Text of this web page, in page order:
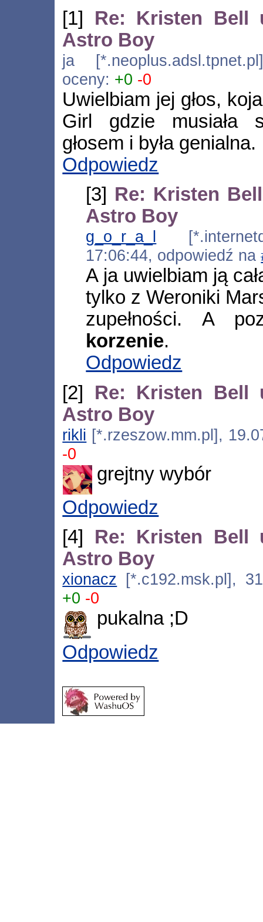
[1] Re: Kristen Bell
Astro Boy
ja
oceny: +0 -0
Uwielbiam jej głos,
Girl gdzie musiała
głosem i była genialna.
Odpowiedz
[3] Re: Kristen
Astro Boy
g_o_r_a_l
17:06:44, odpowiedź na
A ja uwielbiam ją
tylko z Weroniki
zupełności. A
korzenie.
Odpowiedz
[2] Re: Kristen Bell
Astro Boy
rikli [*.rzeszow.mm.pl],
-0
grejtny wybór
Odpowiedz
[4] Re: Kristen Bell
Astro Boy
xionacz [*.c192.msk.pl],
+0 -0
pukalna ;D
Odpowiedz